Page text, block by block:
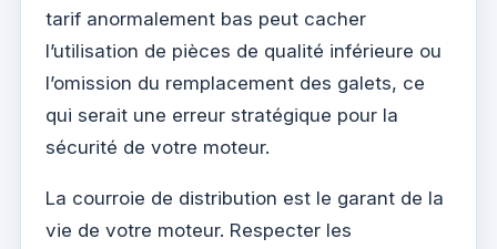
tarif anormalement bas peut cacher
l’utilisation de pièces de qualité inférieure ou
l’omission du remplacement des galets, ce
qui serait une erreur stratégique pour la
sécurité de votre moteur.
La courroie de distribution est le garant de la
vie de votre moteur. Respecter les